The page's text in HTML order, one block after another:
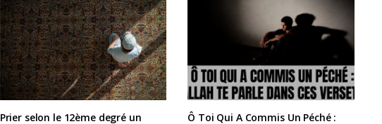
Prier selon le 12ème degré un
Ô Toi Qui A Commis Un Péché :